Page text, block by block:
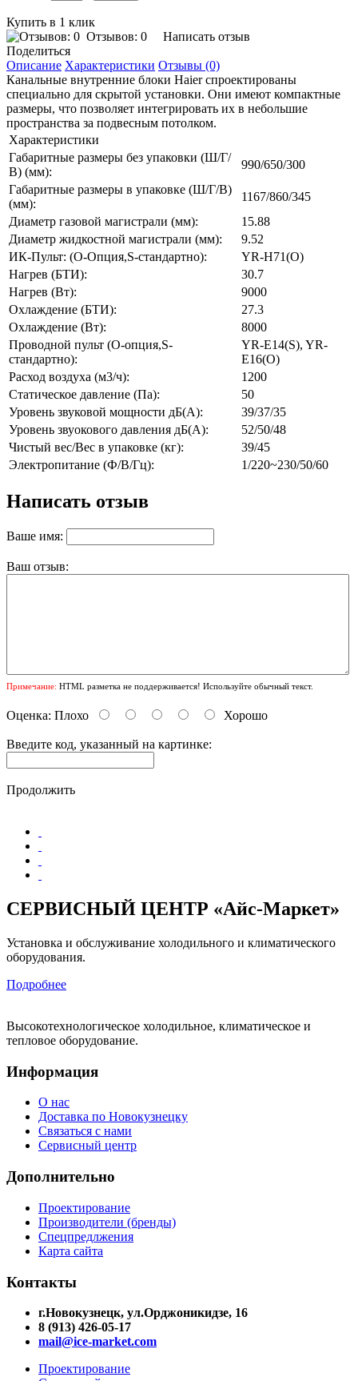
Купить в 1 клик
Отзывов: 0
Написать отзыв
Поделиться
Описание Характеристики Отзывы (0)
Канальные внутренние блоки Haier спроектированы
специально для скрытой установки. Они имеют компактные
размеры, что позволяет интегрировать их в небольшие
пространства за подвесным потолком.
Характеристики
Габаритные размеры без упаковки (Ш/Г/
В) (мм):
990/650/300
Габаритные размеры в упаковке (Ш/Г/В)
(мм):
1167/860/345
Диаметр газовой магистрали (мм):
15.88
Диаметр жидкостной магистрали (мм):
9.52
ИК-Пульт: (O-Опция,S-стандартно):
YR-H71(O)
Нагрев (БТИ):
30.7
Нагрев (Вт):
9000
Охлаждение (БТИ):
27.3
Охлаждение (Вт):
8000
Проводной пульт (O-опция,S-
стандартно):
YR-E14(S), YR-
E16(O)
Расход воздуха (м3/ч):
1200
Статическое давление (Па):
50
Уровень звуковой мощности дБ(А):
39/37/35
Уровень звуокового давления дБ(А):
52/50/48
Чистый вес/Вес в упаковке (кг):
39/45
Электропитание (Ф/В/Гц):
1/220~230/50/60
Написать отзыв
Ваше имя:
Ваш отзыв:
Примечание: HTML разметка не поддерживается! Используйте обычный текст.
Оценка: Плохо Хорошо
Введите код, указанный на картинке:
Продолжить
СЕРВИСНЫЙ ЦЕНТР «Айс-Маркет»
Установка и обслуживание холодильного и климатического
оборудования.
Подробнее
Высокотехнологическое холодильное, климатическое и
тепловое оборудование.
Информация
О нас
Доставка по Новокузнецку
Связаться с нами
Сервисный центр
Дополнительно
Проектирование
Производители (бренды)
Спецпредлжения
Карта сайта
Контакты
г.Новокузнецк, ул.Орджоникидзе, 16
8 (913) 426-05-17
mail@ice-market.com
Проектирование